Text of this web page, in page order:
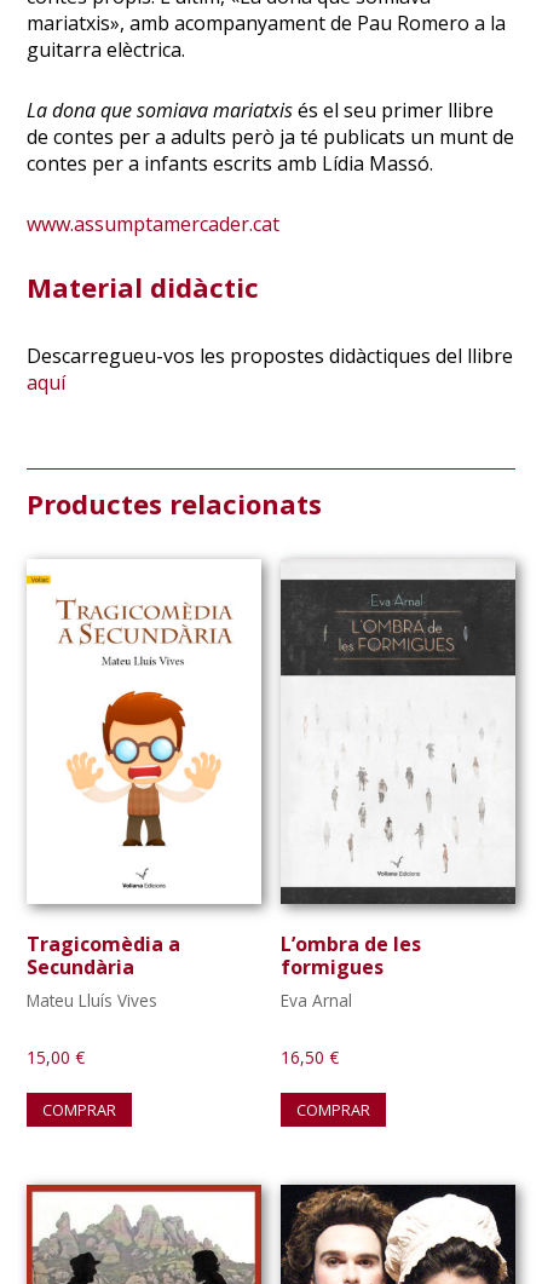
mariatxis», amb acompanyament de Pau Romero a la
guitarra elèctrica.
La dona que somiava mariatxisés el seu primer llibre
de contes per a adults però ja té publicats un munt de
contes per a infants escrits amb Lídia Massó.
www.assumptamercader.cat
Material didàctic
Descarregueu-vos les propostes didàctiques del llibre
aquí
Productes relacionats
Tragicomèdia a
Secundària
Mateu Lluís Vives
15,00€
COMPRAR
L’ombra de les
formigues
Eva Arnal
16,50€
COMPRAR